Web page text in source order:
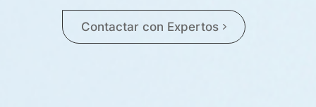
Contactar con Expertos